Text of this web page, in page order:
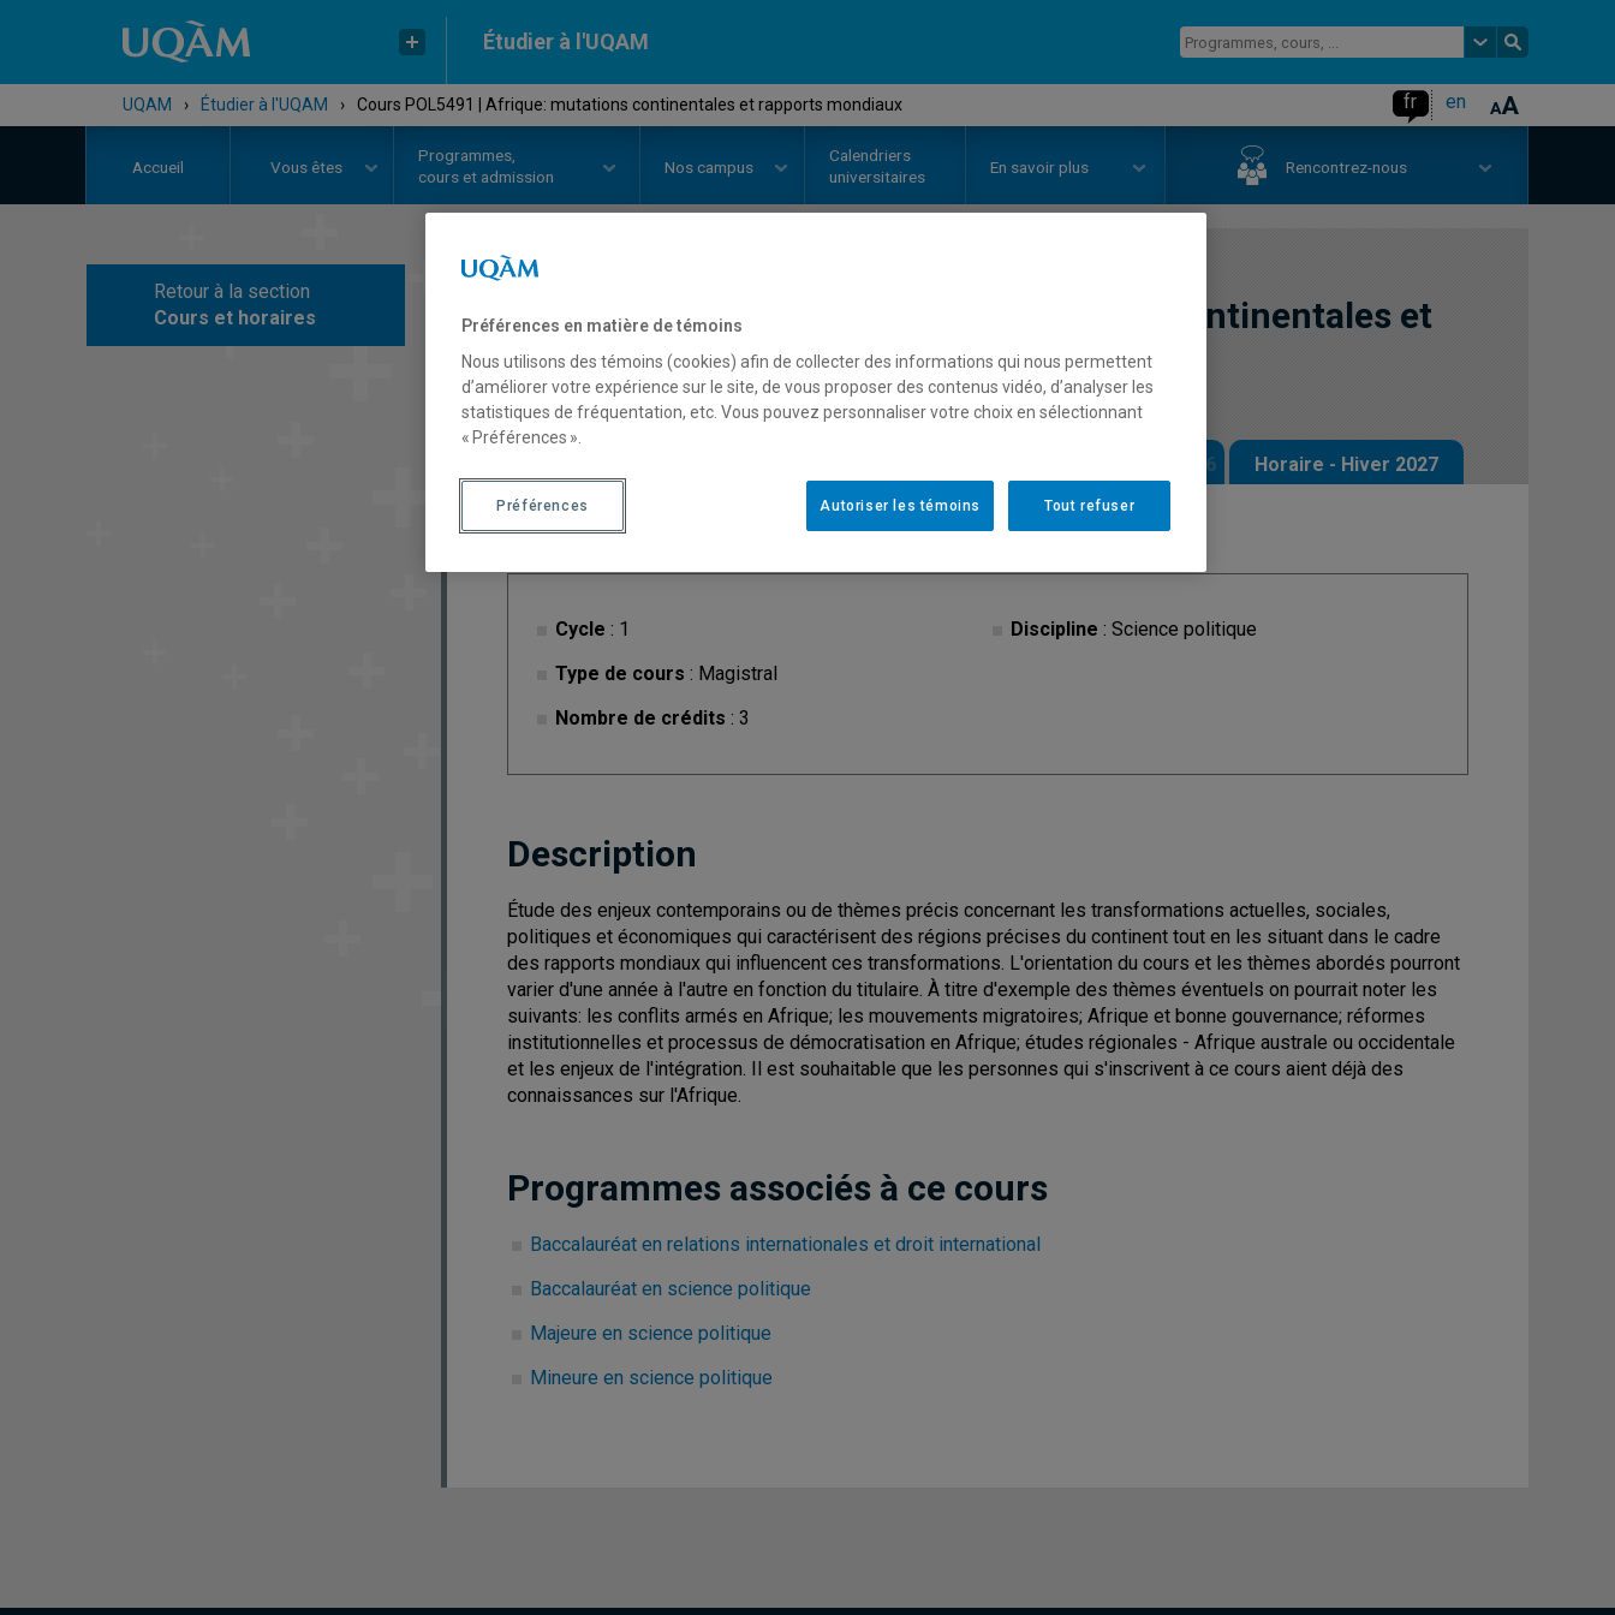
Étudier à l'UQAM
UQAM › Étudier à l'UQAM › Cours POL5491 | Afrique: mutations continentales et rapports mondiaux fr en
Accueil Vous êtes
Programmes,
cours et admission
Nos campus
Calendriers
universitaires
En savoir plus Rencontrez-nous
Retour à la section
Cours et horaires
COURS// POL5491
Afrique: mutations continentales et
rapports mondiaux
Horaire - Automne 2026 Horaire - Hiver 2027
Cycle : 1
Type de cours : Magistral
Nombre de crédits : 3
Discipline : Science politique
Description
Étude des enjeux contemporains ou de thèmes précis concernant les transformations actuelles, sociales,
politiques et économiques qui caractérisent des régions précises du continent tout en les situant dans le cadre
des rapports mondiaux qui influencent ces transformations. L'orientation du cours et les thèmes abordés pourront
varier d'une année à l'autre en fonction du titulaire. À titre d'exemple des thèmes éventuels on pourrait noter les
suivants: les conflits armés en Afrique; les mouvements migratoires; Afrique et bonne gouvernance; réformes
institutionnelles et processus de démocratisation en Afrique; études régionales - Afrique australe ou occidentale
et les enjeux de l'intégration. Il est souhaitable que les personnes qui s'inscrivent à ce cours aient déjà des
connaissances sur l'Afrique.
Programmes associés à ce cours
Baccalauréat en relations internationales et droit international
Baccalauréat en science politique
Majeure en science politique
Mineure en science politique
Préférences en matière de témoins
Nous utilisons des témoins (cookies) afin de collecter des informations qui nous permettent
d’améliorer votre expérience sur le site, de vous proposer des contenus vidéo, d’analyser les
statistiques de fréquentation, etc. Vous pouvez personnaliser votre choix en sélectionnant
« Préférences ».
Tout refuser
Autoriser les témoins
Préférences